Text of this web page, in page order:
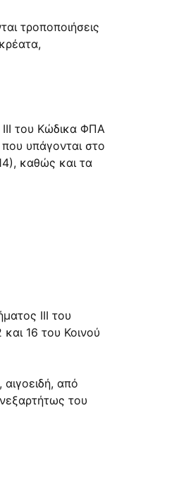
τροποποιήσεις
του Κώδικα ΦΠΑ
υπάγονται στο
καθώς και τα
ΙΙΙ του
16 του Κοινού
από
του